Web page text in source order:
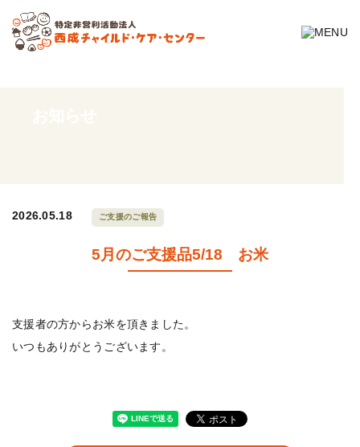
2026.05.18 ご支援のご報告
5月のご支援品5/18 お米
支援者の方からお米を頂きました。
いつもありがとうございます。